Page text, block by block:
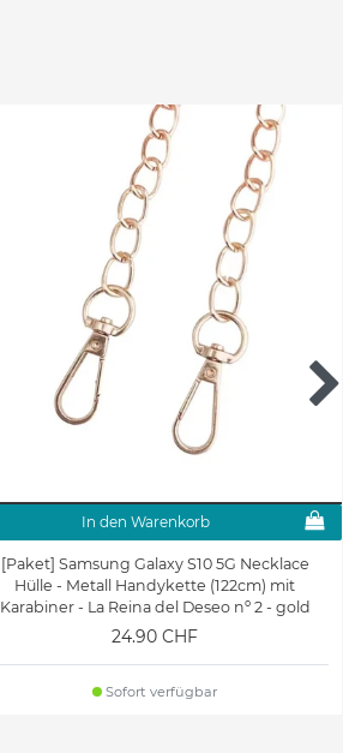
In den Warenkorb
[Paket] Samsung Galaxy S10 5G Necklace
Hülle - Metall Handykette (122cm) mit
Karabiner - La Reina del Deseo nº 2 - gold
24.90 CHF
Sofort verfügbar